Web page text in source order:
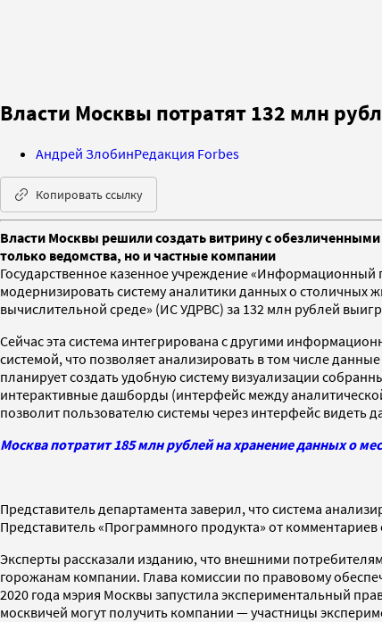
Власти Москвы потратят 132 млн
Андрей ЗлобинРедакция Forbes
Копировать ссылку
Власти Москвы решили создать витрину с
только ведомства, но и частные компании
Государственное казенное учреждение
модернизировать систему аналитики данных о столичных
вычислительной среде» (ИС УДРВС) за 132 млн рублей
Сейчас эта система интегрирована с другими
системой, что позволяет анализировать в том числе
планирует создать удобную систему визуализации
интерактивные дашборды (интерфейс между
позволит пользователю системы через интерфейс видеть
Москва потратит 185 млн рублей на хранение данных о
Представитель департамента заверил, что система
Представитель «Программного продукта» от комментариев
Эксперты рассказали изданию, что внешними
горожанам компании. Глава комиссии по правовому
2020 года мэрия Москвы запустила экспериментальный
москвичей могут получить компании — участницы